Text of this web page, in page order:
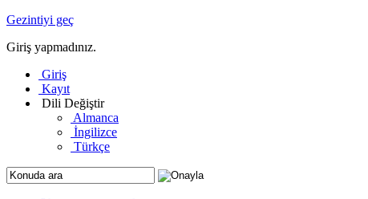
Gezintiyi geç
Giriş yapmadınız.
Giriş
Kayıt
Dili Değiştir
Almanca
İngilizce
Türkçe